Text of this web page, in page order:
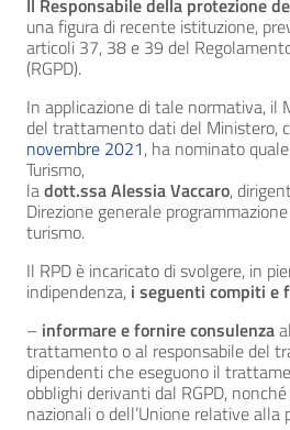
Il Responsabile della protezione
una figura di recente istituzione,
articoli 37, 38 e 39 del
(RGPD).
In applicazione di tale normativa, il
del trattamento dati del Ministero,
novembre 2021, ha nominato quale
Turismo,
ladott.ssa Alessia Vaccaro,
Direzione generale
turismo.
Il RPD è incaricato di svolgere, in
indipendenza, i seguenti compiti e
– informare e fornire consulenza
trattamento o al responsabile del
dipendenti che eseguono il
obblighi derivanti dal RGPD,
nazionali o dell’Unione relative alla